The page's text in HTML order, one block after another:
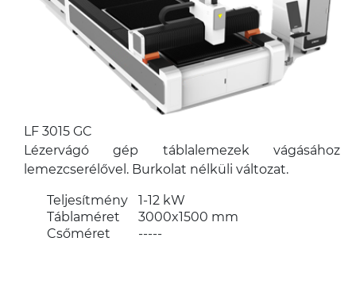
LF 3015 GC
Lézervágó gép táblalemezek vágásához
lemezcserélővel. Burkolat nélküli változat.
Teljesítmény
1-12 kW
Táblaméret
3000x1500 mm
Csőméret
-----